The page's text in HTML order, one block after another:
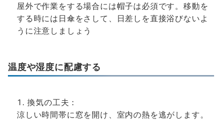
屋外で作業をする場合には帽子は必須です。移動を
する時には日傘をさして、日差しを直接浴びないよ
うに注意しましょう
温度や湿度に配慮する
換気の工夫：
涼しい時間帯に窓を開け、室内の熱を逃がします。